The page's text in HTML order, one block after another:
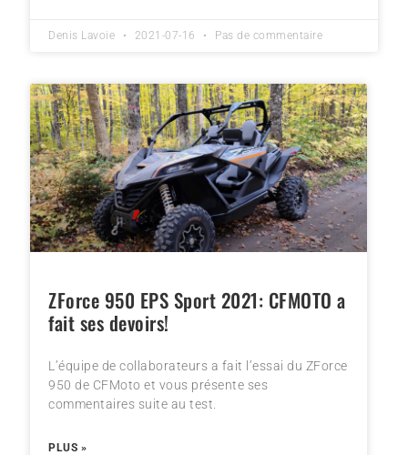
Denis Lavoie 2021-07-16 Pas de commentaire
ZForce 950 EPS Sport 2021: CFMOTO a
fait ses devoirs!
L’équipe de collaborateurs a fait l’essai du ZForce
950 de CFMoto et vous présente ses
commentaires suite au test.
PLUS »